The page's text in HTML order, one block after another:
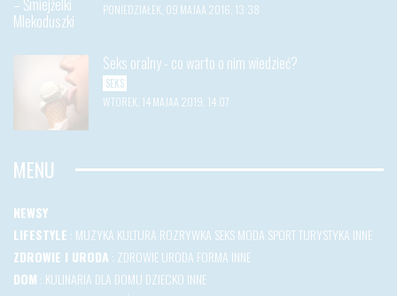
PONIEDZIAŁEK, 09 MAJAA 2016, 13:38
Seks oralny - co warto o nim wiedzieć?
SEKS
WTOREK, 14 MAJAA 2019, 14:07
MENU
NEWSY
LIFESTYLE : MUZYKA KULTURA ROZRYWKA SEKSMODA SPORTTURYSTYKA INNE
ZDROWIE I URODA : ZDROWIEURODA FORMA INNE
DOM : KULINARIA DLA DOMU DZIECKO INNE